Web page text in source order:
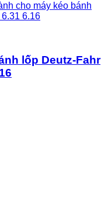
cho máy kéo bánh
6.16
lốp Deutz-Fahr